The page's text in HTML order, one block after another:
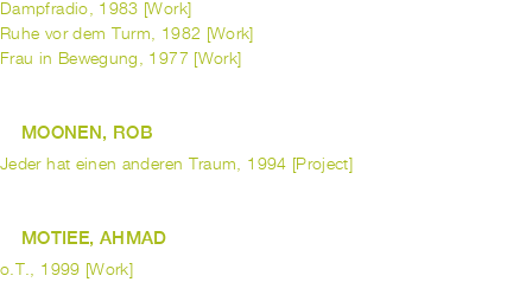
Dampfradio, 1983 [Work]
Ruhe vor dem Turm, 1982 [Work]
Frau in Bewegung, 1977 [Work]
MOONEN, ROB
Jeder hat einen anderen Traum, 1994 [Project]
MOTIEE, AHMAD
o.T., 1999 [Work]